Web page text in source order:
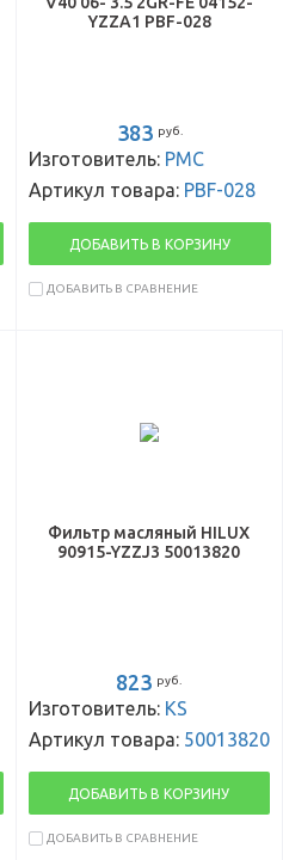
YZZA1 PBF-028
383 руб.
Изготовитель: PMC
Артикул товара: PBF-028
ДОБАВИТЬ В КОРЗИНУ
ДОБАВИТЬ В СРАВНЕНИЕ
Фильтр масляный HILUX
90915-YZZJ3 50013820
823 руб.
Изготовитель: KS
Артикул товара: 50013820
ДОБАВИТЬ В КОРЗИНУ
ДОБАВИТЬ В СРАВНЕНИЕ